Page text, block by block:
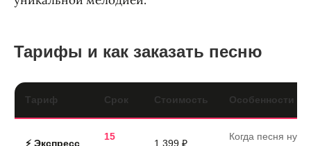
Тарифы и как заказать песню
Тариф Срок Стоимость Особенности
⚡ Экспресс
15
1 399 ₽
Когда песня